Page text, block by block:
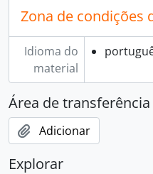
Zona de condições
Idioma do
material
Área de transferência
Adicionar
Explorar